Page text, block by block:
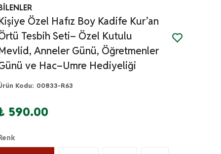
Özel Hafız Boy Kadife Kur’an
Tesbih Seti– Özel Kutulu
Anneler Günü, Öğretmenler
ve Hac–Umre Hediyeliği
Kodu: 00833-R63
590.00
Renk